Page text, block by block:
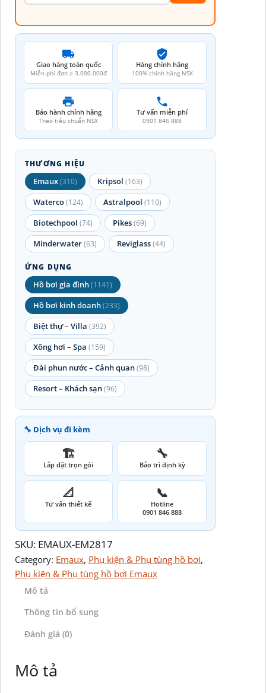
Giao hàng toàn quốc
Miễn phí đơn ≥ 3.000.000đ
Hàng chính hãng
100% chính hãng NSX
Bảo hành chính hãng
Theo tiêu chuẩn NSX
Tư vấn miễn phí
0901 846 888
THƯƠNG HIỆU
Emaux(310) Kripsol (163)
Waterco(124) Astralpool (110)
Biotechpool (74) Pikes(69)
Minderwater(63) Reviglass(44)
ỨNG DỤNG
Hồ bơi gia đình(1141)
Hồ bơi kinh doanh(233)
Biệt thự – Villa (392)
Xông hơi – Spa (159)
Đài phun nước – Cảnh quan(98)
Resort – Khách sạn(96)
🔧 Dịch vụ đi kèm
🏗️
Lắp đặt trọn gói
🔧
Bảo trì định kỳ
📐
Tư vấn thiết kế
📞
Hotline
0901 846 888
SKU: EMAUX-EM2817
Category: Emaux, Phụ kiện & Phụ tùng hồ bơi
Phụ kiện & Phụ tùng hồ bơi Emaux
Mô tả
Thông tin bổ sung
Đánh giá (0)
Mô tả